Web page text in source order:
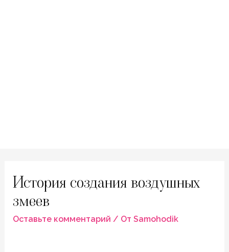
История создания воздушных
змеев
Оставьте комментарий / От Samohodik